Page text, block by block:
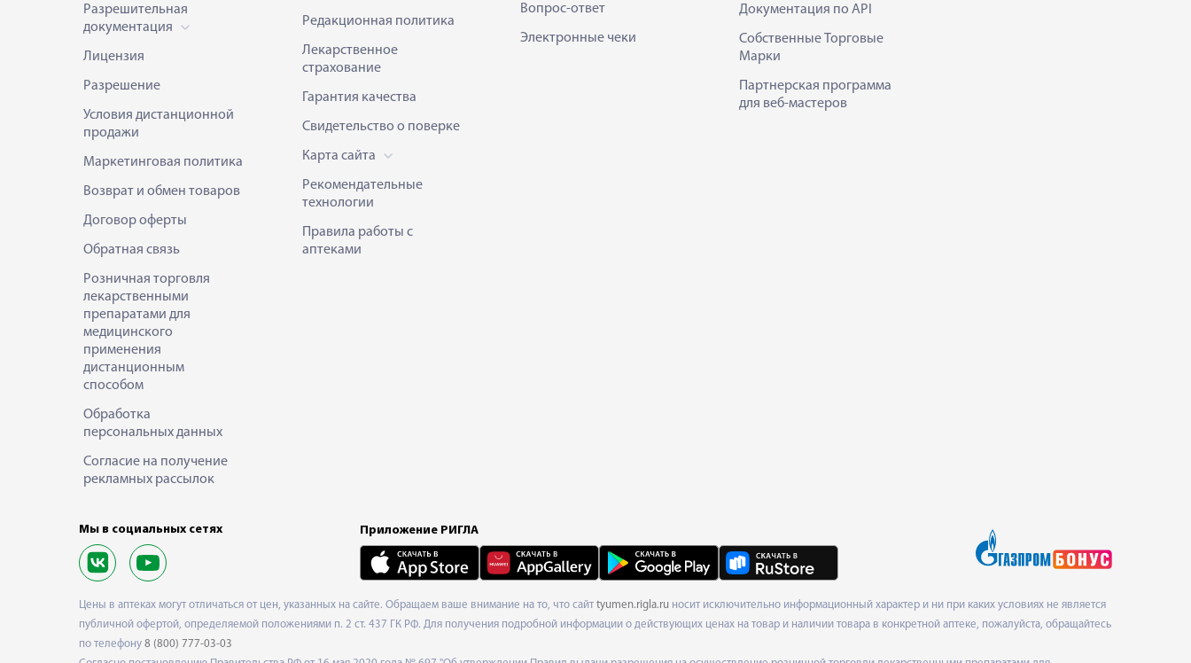
Разрешительная
документация
Лицензия
Разрешение
Условия дистанционной
продажи
Маркетинговая политика
Возврат и обмен товаров
Договор оферты
Обратная связь
Розничная торговля
лекарственными
препаратами для
медицинского
применения
дистанционным
способом
Обработка
персональных данных
Согласие на получение
рекламных рассылок
Редакционная политика
Лекарственное
страхование
Гарантия качества
Свидетельство о поверке
Карта сайта
Рекомендательные
технологии
Правила работы с
аптеками
Вопрос-ответ
Электронные чеки
Документация по API
Собственные Торговые
Марки
Партнерская программа
для веб-мастеров
Мы в социальных сетях Приложение РИГЛА
Цены в аптеках могут отличаться от цен, указанных на сайте. Обращаем ваше внимание на то, что сайт tyumen.rigla.ru носит исключительно информационный характер и ни при каких условиях не является
публичной офертой, определяемой положениями п. 2 ст. 437 ГК РФ. Для получения подробной информации о действующих ценах на товар и наличии товара в конкретной аптеке, пожалуйста, обращайтесь
по телефону 8 (800) 777-03-03